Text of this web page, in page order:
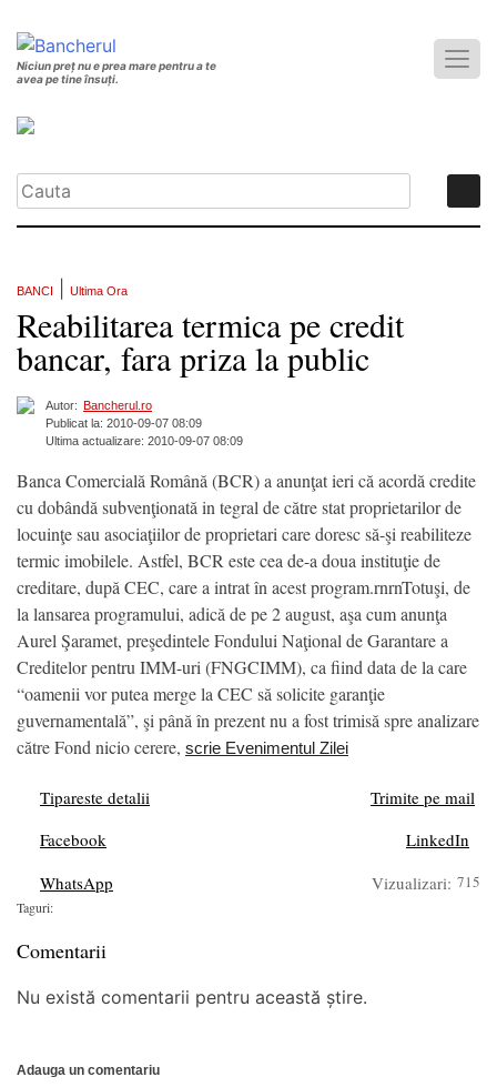
Niciun preț nu e prea mare pentru a te
avea pe tine însuți.
BANCI Ultima Ora
Reabilitarea termica pe credit
bancar, fara priza la public
Autor: Bancherul.ro
Publicat la: 2010-09-07 08:09
Ultima actualizare: 2010-09-07 08:09
Banca Comercială Română (BCR) a anunţat ieri că acordă credite
cu dobândă subvenţionată in tegral de către stat proprietarilor de
locuinţe sau asociaţiilor de proprietari care doresc să-şi reabiliteze
termic imobilele. Astfel, BCR este cea de-a doua instituţie de
creditare, după CEC, care a intrat în acest program.rnrnTotuşi, de
la lansarea programului, adică de pe 2 august, aşa cum anunţa
Aurel Şaramet, preşedintele Fondului Naţional de Garantare a
Creditelor pentru IMM-uri (FNGCIMM), ca fiind data de la care
“oamenii vor putea merge la CEC să solicite garanţie
guvernamentală”, şi până în prezent nu a fost trimisă spre analizare
către Fond nicio cerere, scrie Evenimentul Zilei
Tipareste detalii
Trimite pe mail
Facebook
LinkedIn
WhatsApp
Vizualizari: 715
Taguri:
Comentarii
Nu există comentarii pentru această știre.
Adauga un comentariu